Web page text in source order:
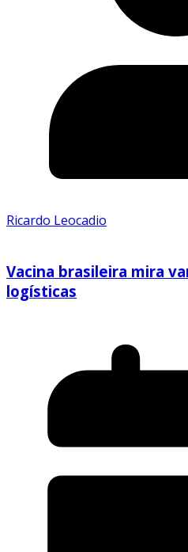
Ricardo Leocadio
Vacina brasileira mira
logísticas